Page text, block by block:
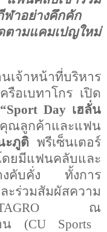
ฬาอย่างคึกคัก
ามแคมเปญใหม่
เจ้าหน้าที่บริหาร
รือเบทาโกร เปิด
“Sport Day เฮลั่น
ณลูกค้าและแฟน
ะภูติ พรีเซ็นเตอร์
ดยมีแฟนคลับและ
างคับคั่ง ทั้งการ
ะร่วมสัมผัสความ
ณ
าน (CU Sports